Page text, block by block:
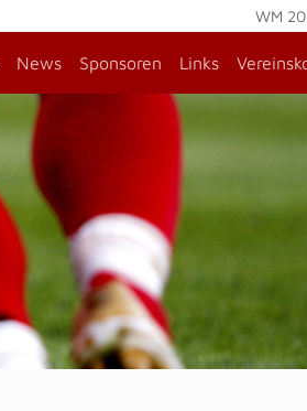
WM
News Sponsoren Links